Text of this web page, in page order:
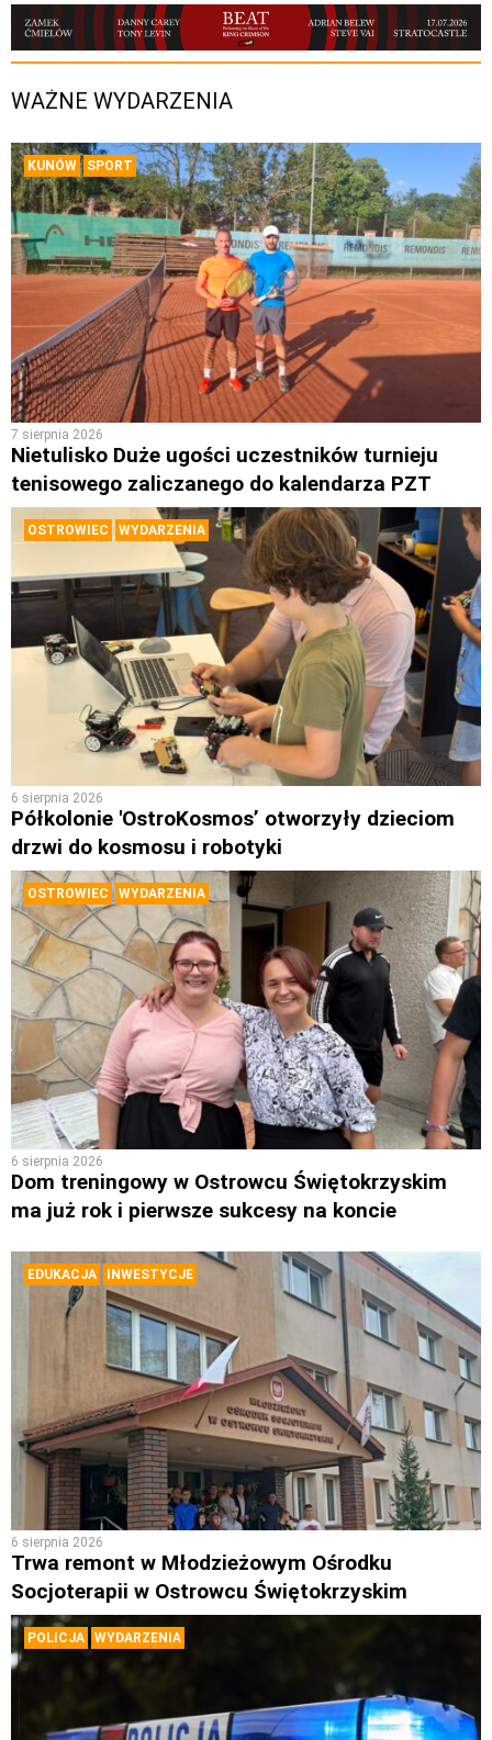
WAŻNE WYDARZENIA
KUNÓW SPORT
7 sierpnia 2026
Nietulisko Duże ugości uczestników turnieju
tenisowego zaliczanego do kalendarza PZT
OSTROWIEC WYDARZENIA
6 sierpnia 2026
Półkolonie 'OstroKosmos’ otworzyły dzieciom
drzwi do kosmosu i robotyki
OSTROWIEC WYDARZENIA
6 sierpnia 2026
Dom treningowy w Ostrowcu Świętokrzyskim
ma już rok i pierwsze sukcesy na koncie
EDUKACJA INWESTYCJE
6 sierpnia 2026
Trwa remont w Młodzieżowym Ośrodku
Socjoterapii w Ostrowcu Świętokrzyskim
POLICJA WYDARZENIA